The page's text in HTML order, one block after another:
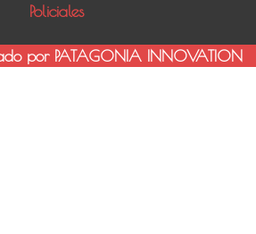
Policiales
por PATAGONIA INNOVATION